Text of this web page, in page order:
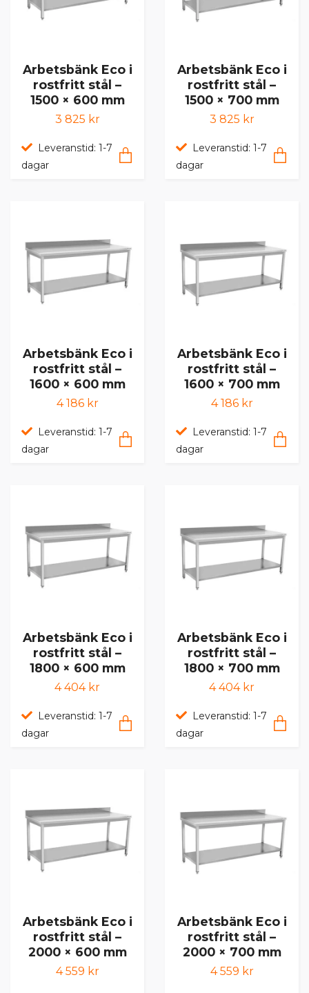
Arbetsbänk Eco i
rostfritt stål –
1500 × 600 mm
3 825 kr
Leveranstid: 1-7
dagar
Arbetsbänk Eco i
rostfritt stål –
1500 × 700 mm
3 825 kr
Leveranstid: 1-7
dagar
Arbetsbänk Eco i
rostfritt stål –
1600 × 600 mm
4 186 kr
Leveranstid: 1-7
dagar
Arbetsbänk Eco i
rostfritt stål –
1600 × 700 mm
4 186 kr
Leveranstid: 1-7
dagar
Arbetsbänk Eco i
rostfritt stål –
1800 × 600 mm
4 404 kr
Leveranstid: 1-7
dagar
Arbetsbänk Eco i
rostfritt stål –
1800 × 700 mm
4 404 kr
Leveranstid: 1-7
dagar
Arbetsbänk Eco i
rostfritt stål –
2000 × 600 mm
4 559 kr
Arbetsbänk Eco i
rostfritt stål –
2000 × 700 mm
4 559 kr